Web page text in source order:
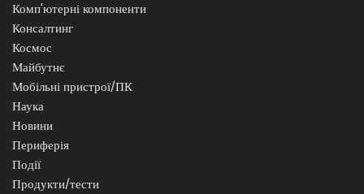
Комп'ютерні компоненти
Консалтинг
Космос
Майбутнє
Мобільні пристрої/ПК
Наука
Новини
Периферія
Події
Продукти/тести